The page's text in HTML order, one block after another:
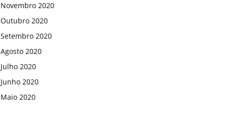
Novembro 2020
Outubro 2020
Setembro 2020
Agosto 2020
Julho 2020
Junho 2020
Maio 2020